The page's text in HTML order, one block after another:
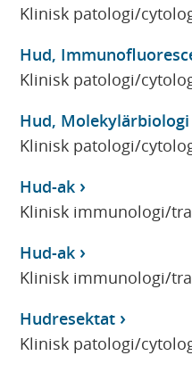
Klinisk patologi/
Hud,
Klinisk patologi/
Hud, Molekylärbiologi
Klinisk patologi/
Hud-ak
Klinisk immunologi/
Hud-ak
Klinisk immunologi/
Hudresektat
Klinisk patologi/